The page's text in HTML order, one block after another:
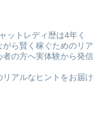
ットレディ歴は4年く
ら賢く稼ぐためのリア
の方へ実体験から発信
アルなヒントをお届け